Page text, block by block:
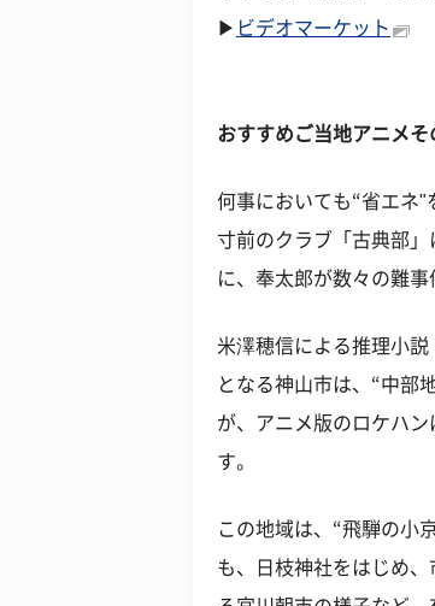
▶ ビデオマーケット
おすすめご当地アニメそ
何事においても“省エネ
寸前のクラブ「古典部
に、奉太郎が数々の難事
米澤穂信による推理小
となる神山市は、“中部
が、アニメ版のロケハ
す。
この地域は、“飛騨の小
も、日枝神社をはじめ